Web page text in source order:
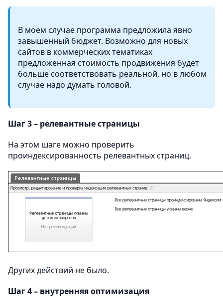
В моем случае программа предложила явно
завышенный бюджет. Возможно для новых
сайтов в коммерческих тематиках
предложенная стоимость продвижения будет
больше соответствовать реальной, но в любом
случае надо думать головой.
Шаг 3 – релевантные страницы
На этом шаге можно проверить
проиндексированность релевантных страниц.
Других действий не было.
Шаг 4 – внутренняя оптимизация